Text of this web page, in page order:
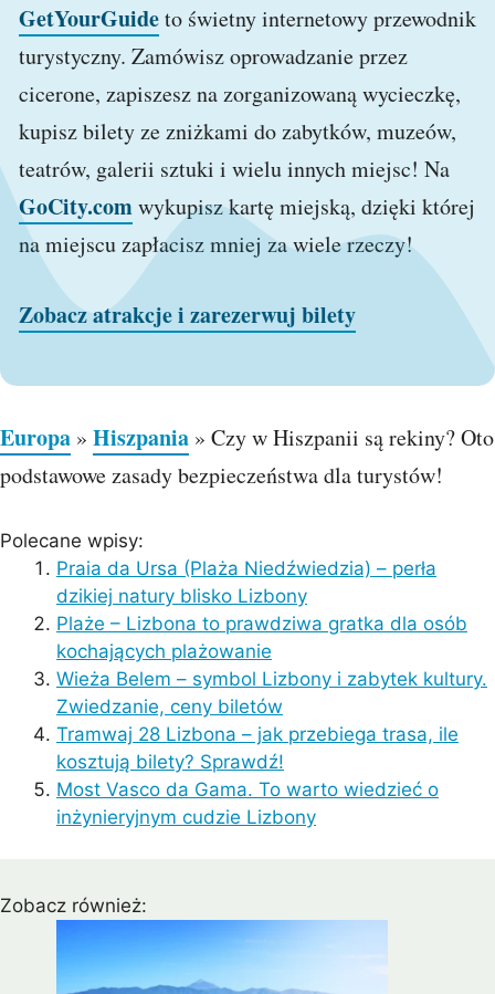
GetYourGuideto świetny internetowy przewodnik
turystyczny. Zamówisz oprowadzanie przez
cicerone, zapiszesz na zorganizowaną wycieczkę,
kupisz bilety ze zniżkami do zabytków, muzeów,
teatrów, galerii sztuki i wielu innych miejsc! Na
GoCity.comwykupisz kartę miejską, dzięki której
na miejscu zapłacisz mniej za wiele rzeczy!
Zobacz atrakcje i zarezerwuj bilety
Europa » Hiszpania » Czy w Hiszpanii są rekiny? Oto
podstawowe zasady bezpieczeństwa dla turystów!
Polecane wpisy:
Praia da Ursa (Plaża Niedźwiedzia) – perła
dzikiej natury blisko Lizbony
Plaże – Lizbona to prawdziwa gratka dla osób
kochających plażowanie
Wieża Belem – symbol Lizbony i zabytek kultury.
Zwiedzanie, ceny biletów
Tramwaj 28 Lizbona – jak przebiega trasa, ile
kosztują bilety? Sprawdź!
Most Vasco da Gama. To warto wiedzieć o
inżynieryjnym cudzie Lizbony
Zobacz również: